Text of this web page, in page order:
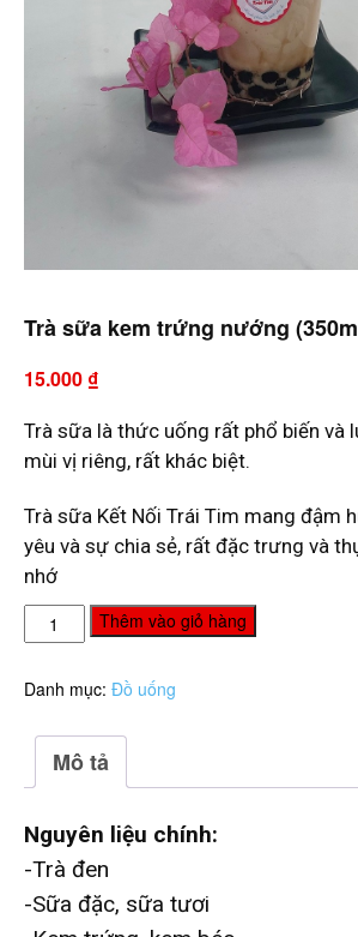
Trà sữa kem trứng nướng
15.000 ₫
Trà sữa là thức uống rất phổ biến và
mùi vị riêng, rất khác biệt.
Trà sữa Kết Nối Trái Tim mang đậm
yêu và sự chia sẻ, rất đặc trưng và
nhớ
sữa
trứng
(350ml/
cốc)
số
Thêm vào giỏ hàng
Danh mục: Đồ uống
Mô tả
Nguyên liệu chính:
-Trà đen
-Sữa đặc, sữa tươi